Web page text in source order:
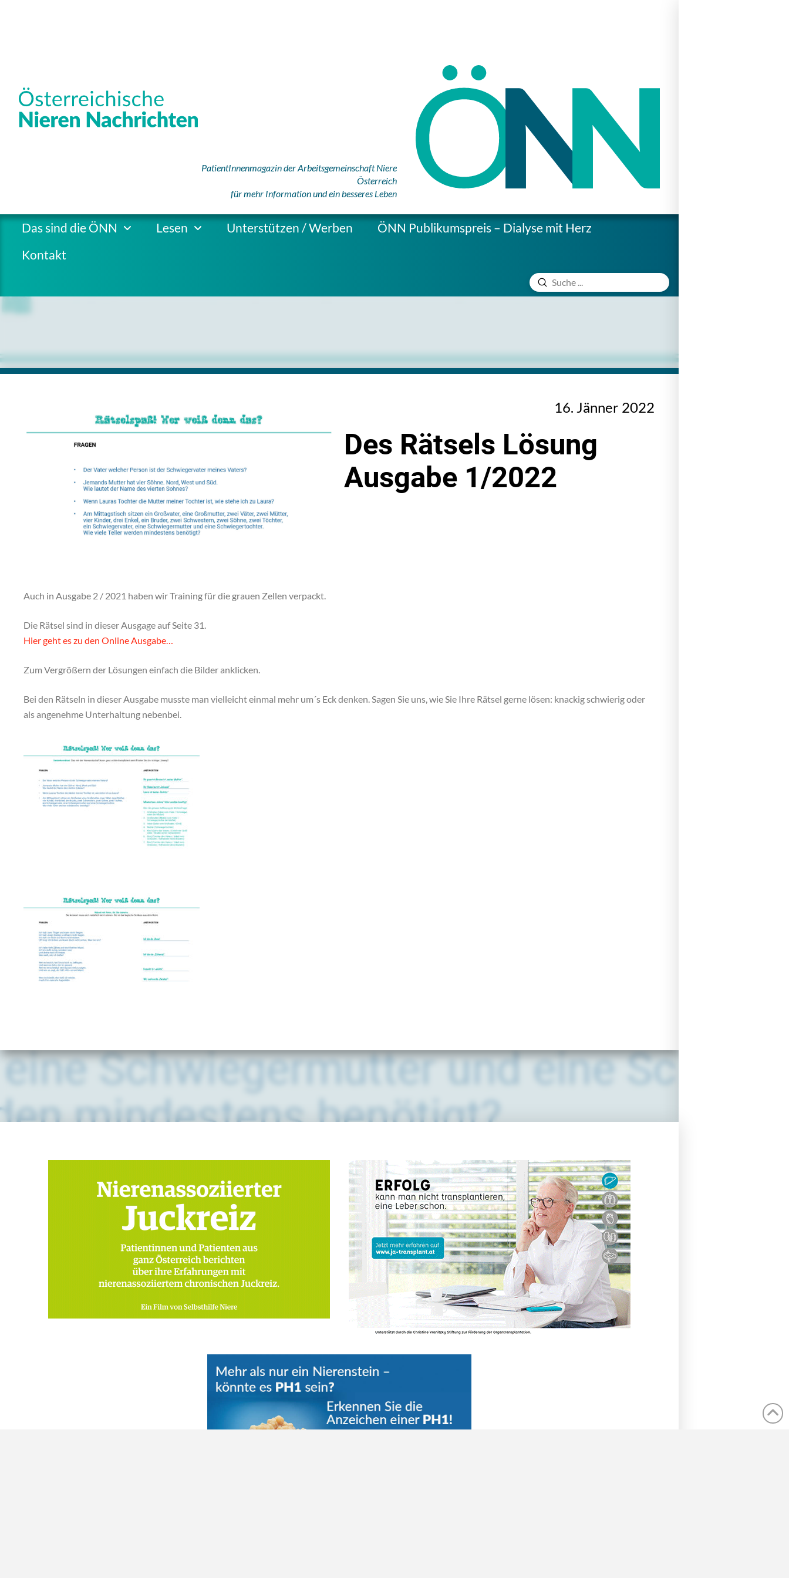
PatientInnenmagazin der Arbeitsgemeinschaft Niere
Österreich
für mehr Information und ein besseres Leben
Das sind die ÖNN Lesen Unterstützen / Werben
ÖNN Publikumspreis – Dialyse mit Herz
Kontakt
Suche
Absenden
16. Jänner 2022
Des Rätsels Lösung
Ausgabe 1/2022
Auch in Ausgabe 2 / 2021 haben wir Training für die grauen Zellen verpackt.
Die Rätsel sind in dieser Ausgage auf Seite 31.
Hier geht es zu den Online Ausgabe…
Zum Vergrößern der Lösungen einfach die Bilder anklicken.
Bei den Rätseln in dieser Ausgabe musste man vielleicht einmal mehr um´s Eck denken. Sagen Sie uns, wie Sie Ihre Rätsel gerne lösen: knackig schwierig oder
als angenehme Unterhaltung nebenbei.